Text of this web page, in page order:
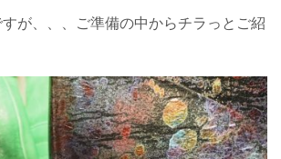
が、、、ご準備の中からチラっとご紹